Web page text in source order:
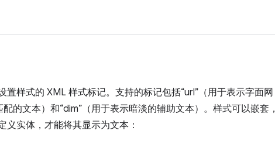
样式的 XML 样式标记。支持的标记包括“url”（用于表示字面网
的文本）和“dim”（用于表示暗淡的辅助文本）。样式可以嵌套，
实体，才能将其显示为文本：